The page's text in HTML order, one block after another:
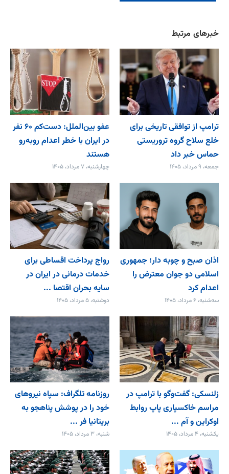
خبرهای مرتبط
ترامپ از توافقی تاریخی برای
خلع ‌سلاح گروه تروریستی
حماس خبر داد
جمعه، ۹ مرداد، ۱۴۰۵
عفو بین‌الملل: دست‌کم ۶۰ نفر
در ایران با خطر اعدام روبه‌رو
هستند
چهارشنبه، ۷ مرداد، ۱۴۰۵
اذان صبح و چوبه دار؛ جمهوری
اسلامی دو جوان معترض را
اعدام کرد
سه‌شنبه، ۶ مرداد، ۱۴۰۵
رواج پرداخت اقساطی برای
خدمات درمانی در ایران در
سایه بحران اقتصا ...
دوشنبه، ۵ مرداد، ۱۴۰۵
زلنسکی: گفت‌وگو با ترامپ در
مراسم خاکسپاری پاپ روابط
اوکراین و آم ...
یکشنبه، ۴ مرداد، ۱۴۰۵
روزنامه تلگراف: سپاه نیروهای
خود را در پوشش پناهجو به
بریتانیا فر ...
شنبه، ۳ مرداد، ۱۴۰۵